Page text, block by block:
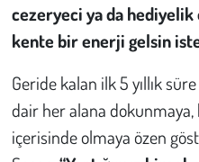
cezeryeci ya da hediyelik
kente bir enerji gelsin
Geride kalan ilk 5 yıllık
dair her alana
içerisinde olmaya özen